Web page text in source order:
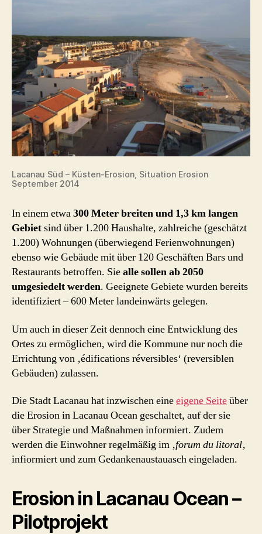
Lacanau Süd – Küsten-Erosion, Situation Erosion
September 2014
In einem etwa300 Meter breiten und 1,3 km langen
Gebietsind über 1.200 Haushalte, zahlreiche (geschätzt
1.200) Wohnungen (überwiegend Ferienwohnungen)
ebenso wie Gebäude mit über 120 Geschäften Bars und
Restaurants betroffen. Siealle sollen ab 2050
umgesiedelt werden. Geeignete Gebiete wurden bereits
identifiziert – 600 Meter landeinwärts gelegen.
Um auch in dieser Zeit dennoch eine Entwicklung des
Ortes zu ermöglichen, wird die Kommune nur noch die
Errichtung von ‚édifications réversibles‘ (reversiblen
Gebäuden) zulassen.
Die Stadt Lacanau hat inzwischen eineeigene Seiteüber
die Erosion in Lacanau Ocean geschaltet, auf der sie
über Strategie und Maßnahmen informiert. Zudem
werden die Einwohner regelmäßig im ‚forum du litoral‚
infiormiert und zum Gedankenaustauasch eingeladen.
Erosion in Lacanau Ocean –
Pilotprojekt